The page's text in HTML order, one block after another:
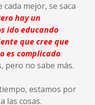
cada mejor, se saca
hay un
ido educando
que cree que
es complicado.
pero no sabe más.
estamos por
las cosas.